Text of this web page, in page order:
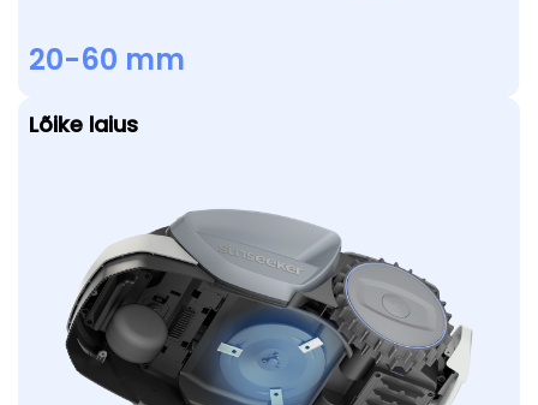
20-60 mm
Lõike laius